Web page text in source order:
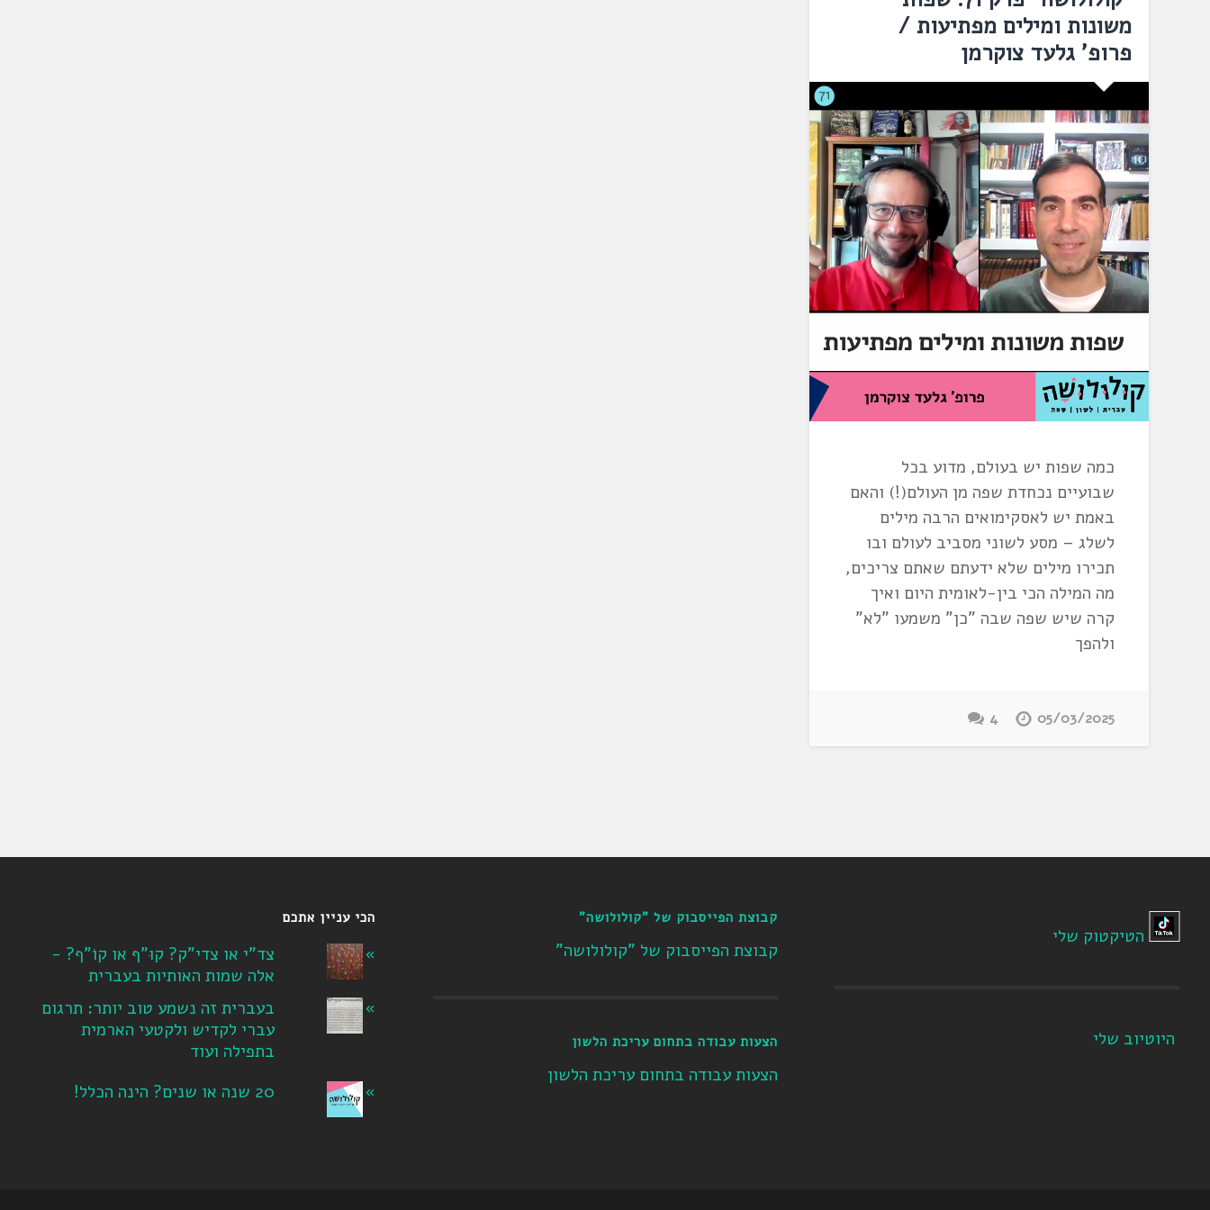
משונות ומילים מפתיעות /
פרופ' גלעד צוקרמן
כמה שפות יש בעולם, מדוע בכל
שבועיים נכחדת שפה מן העולם(!) והאם
באמת יש לאסקימואים הרבה מילים
לשלג – מסע לשוני מסביב לעולם ובו
תכירו מילים שלא ידעתם שאתם צריכים,
מה המילה הכי בין-לאומית היום ואיך
קרה שיש שפה שבה "כן" משמעו "לא"
ולהפך
05/03/2025
4
הטיקטוק שלי
היוטיוב שלי
קבוצת הפייסבוק של "קולולושה"
קבוצת הפייסבוק של "קולולושה"
הצעות עבודה בתחום עריכת הלשון
הצעות עבודה בתחום עריכת הלשון
הכי עניין אתכם
צד"י או צדי"ק? קוּ"ף או קוֹ"ף? -
אלה שמות האותיות בעברית
בעברית זה נשמע טוב יותר: תרגום
עברי לקדיש ולקטעי הארמית
בתפילה ועוד
20 שנה או שנים? הינה הכלל!